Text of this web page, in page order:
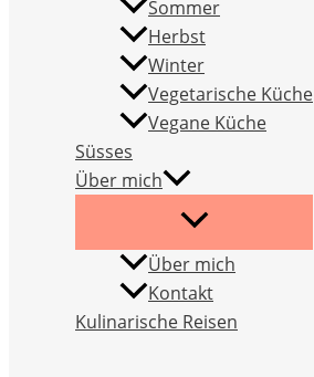
Sommer
Herbst
Winter
Vegetarische Küche
Vegane Küche
Süsses
Über mich
Über mich
Kontakt
Kulinarische Reisen